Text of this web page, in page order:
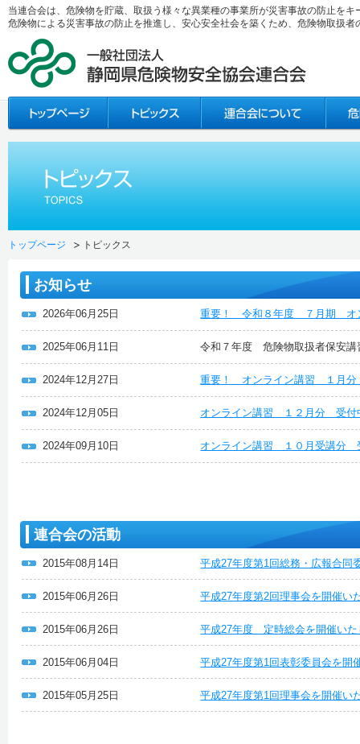
当連合会は、危険物を貯蔵、取扱う様々な異業種の事業所が災害事故の防止を
危険物による災害事故の防止を推進し、安心安全社会を築くため、危険物取扱
トップページ トピックス
お知らせ
2026年06月25日 重要！ 令和８年度 ７月期 オ
2025年06月11日 令和７年度 危険物取扱者保安
2024年12月27日 重要！ オンライン講習 １月分
2024年12月05日 オンライン講習 １２月分 受付
2024年09月10日 オンライン講習 １０月受講分
連合会の活動
2015年08月14日 平成27年度第1回総務・広報合同
2015年06月26日 平成27年度第2回理事会を開催い
2015年06月26日 平成27年度 定時総会を開催いた
2015年06月04日 平成27年度第1回表彰委員会を開
2015年05月25日 平成27年度第1回理事会を開催い